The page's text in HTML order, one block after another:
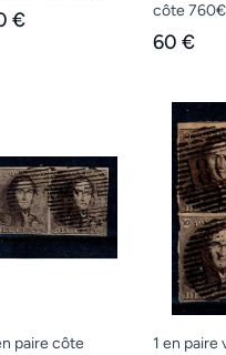
€
côte
60 €
paire côte
1 en paire